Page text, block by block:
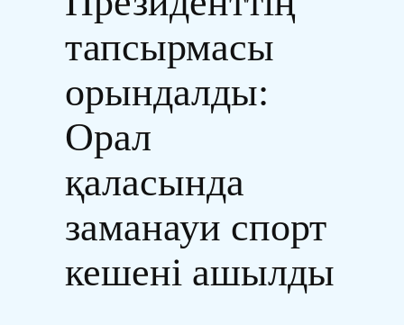
тапсырмасы
орындалды:
Орал
қаласында
заманауи спорт
кешені ашылды